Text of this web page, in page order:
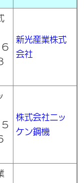
新光産業株式
会社
株式会社ニッ
ケン鋼機